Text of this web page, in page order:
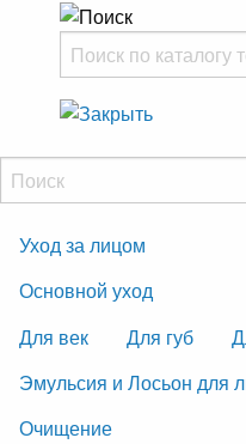
Уход за лицом
Основной уход
Для век
Для губ
Эмульсия и Лосьон для
Очищение